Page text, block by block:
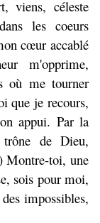
viens, céleste
les coeurs
cœur accablé
m'opprime,
où me tourner
que je recours,
appui. Par la
de Dieu,
Montre-toi, une
sois pour moi,
impossibles,